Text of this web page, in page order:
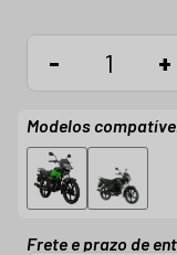
- +
Modelos
Frete e prazo de